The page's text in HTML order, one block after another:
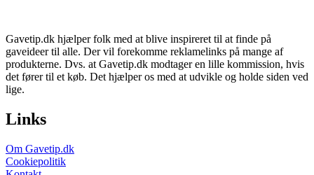
Gavetip.dk hjælper folk med at blive inspireret til at finde på
gaveideer til alle. Der vil forekomme reklamelinks på mange af
produkterne. Dvs. at Gavetip.dk modtager en lille kommission, hvis
det fører til et køb. Det hjælper os med at udvikle og holde siden ved
lige.
Links
Om Gavetip.dk
Cookiepolitik